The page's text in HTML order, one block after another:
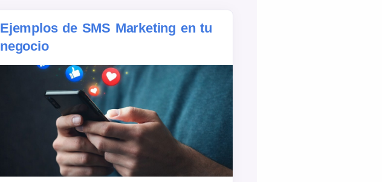
Ejemplos de SMS Marketing en tu
negocio